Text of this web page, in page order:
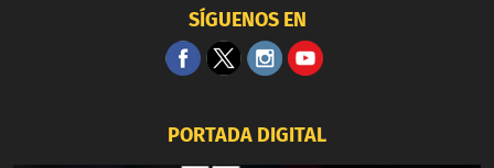
SÍGUENOS EN
PORTADA DIGITAL